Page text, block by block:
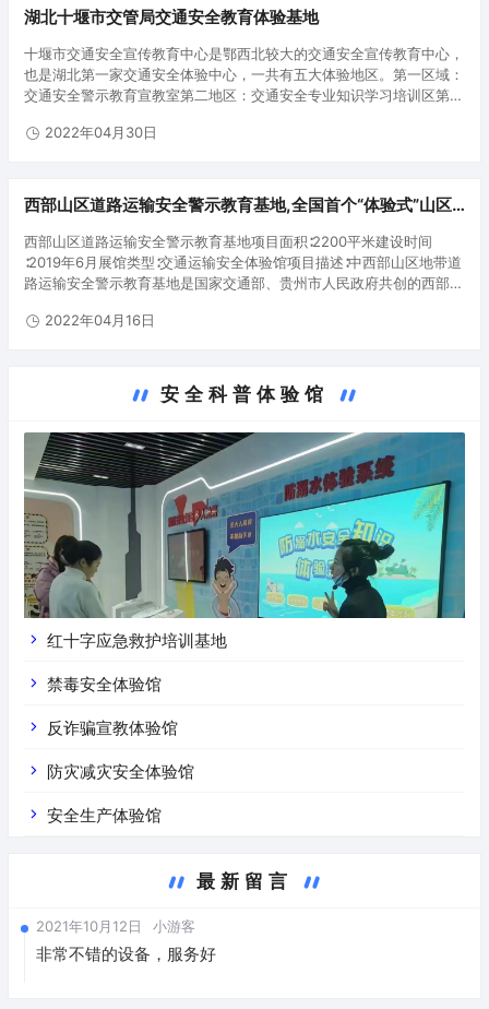
湖北十堰市交管局交通安全教育体验基地
十堰市交通安全宣传教育中心是鄂西北较大的交通安全宣传教育中心，
也是湖北第一家交通安全体验中心，一共有五大体验地区。第一区域：
交通安全警示教育宣教室第二地区：交通安全专业知识学习培训区第三
动交流区第五…
2022年04月30日
西部山区道路运输安全警示教育基地,全国首个“体验式”山区
西部山区道路运输安全警示教育基地项目面积∶2200平米建设时间
∶2019年6月展馆类型∶交通运输安全体验馆项目描述∶中西部山区地带道
路运输安全警示教育基地是国家交通部、贵州市人民政府共创的西部地
在…2022年04月16日
安全科普体验馆
红十字应急救护培训基地
禁毒安全体验馆
反诈骗宣教体验馆
防灾减灾安全体验馆
安全生产体验馆
最新留言
2021年10月12日 小游客
非常不错的设备，服务好